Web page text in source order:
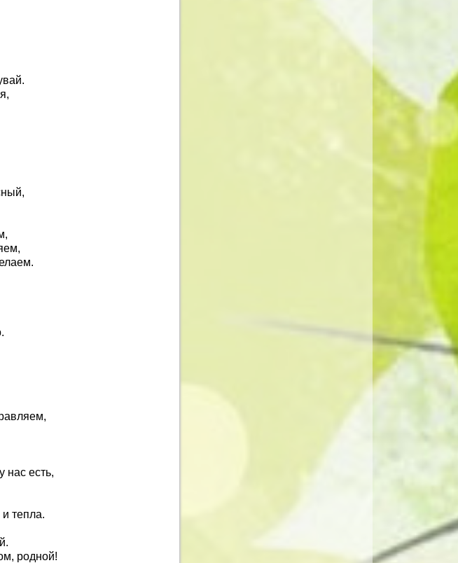
нас есть,
тепла.
родной!